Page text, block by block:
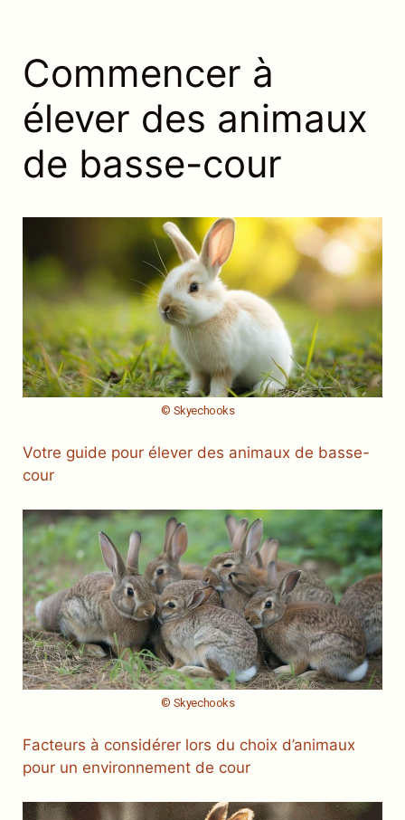
Commencer à
élever des animaux
de basse-cour
© Skyechooks
Votre guide pour élever des animaux de basse-
cour
© Skyechooks
Facteurs à considérer lors du choix d’animaux
pour un environnement de cour